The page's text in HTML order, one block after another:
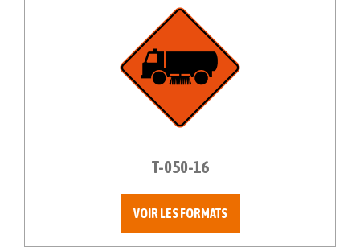
T-050-16
VOIR LES FORMATS